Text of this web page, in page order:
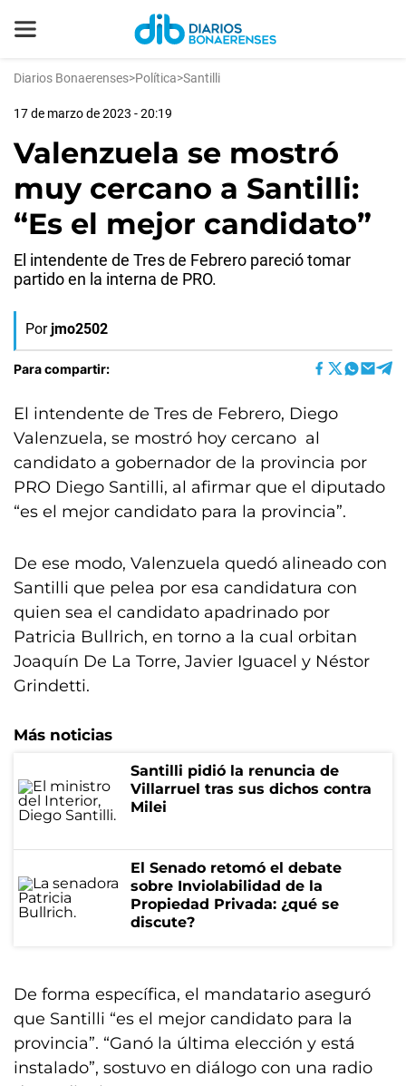
Diarios Bonaerenses>Política>Santilli
17 de marzo de 2023 - 20:19
Valenzuela se mostró
muy cercano a Santilli:
“Es el mejor candidato”
El intendente de Tres de Febrero pareció tomar
partido en la interna de PRO.
Por jmo2502
Para compartir:
El intendente de Tres de Febrero, Diego
Valenzuela, se mostró hoy cercano al
candidato a gobernador de la provincia por
PRO Diego Santilli, al afirmar que el diputado
“es el mejor candidato para la provincia”.
De ese modo, Valenzuela quedó alineado con
Santilli que pelea por esa candidatura con
quien sea el candidato apadrinado por
Patricia Bullrich, en torno a la cual orbitan
Joaquín De La Torre, Javier Iguacel y Néstor
Grindetti.
Más noticias
Santilli pidió la renuncia de
Villarruel tras sus dichos contra
Milei
El Senado retomó el debate
sobre Inviolabilidad de la
Propiedad Privada: ¿qué se
discute?
De forma específica, el mandatario aseguró
que Santilli “es el mejor candidato para la
provincia”. “Ganó la última elección y está
instalado”, sostuvo en diálogo con una radio